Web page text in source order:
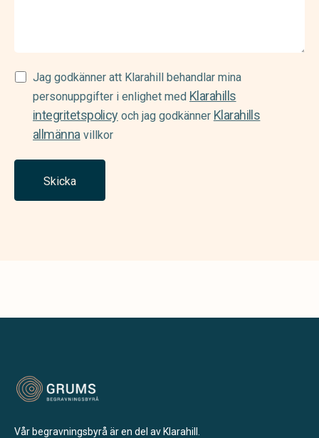
Samtycke
(Required)
Jag godkänner att Klarahill behandlar mina
personuppgifter i enlighet med Klarahills
integritetspolicyoch jag godkänner Klarahills
allmännavillkor
Skicka
Vår begravningsbyrå är en del av Klarahill.